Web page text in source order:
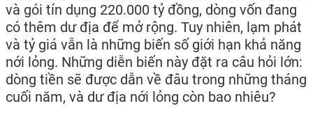
và gói tín dụng 220.000 tỷ đồng, dòng vốn đang
có thêm dư địa để mở rộng. Tuy nhiên, lạm phát
và tỷ giá vẫn là những biến số giới hạn khả năng
nới lỏng. Những diễn biến này đặt ra câu hỏi lớn:
dòng tiền sẽ được dẫn về đâu trong những tháng
cuối năm, và dư địa nới lỏng còn bao nhiêu?